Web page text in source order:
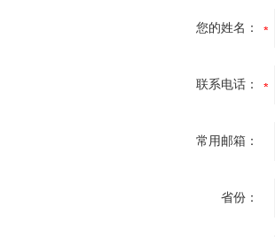
您的姓名：
联系电话：
常用邮箱：
省份：